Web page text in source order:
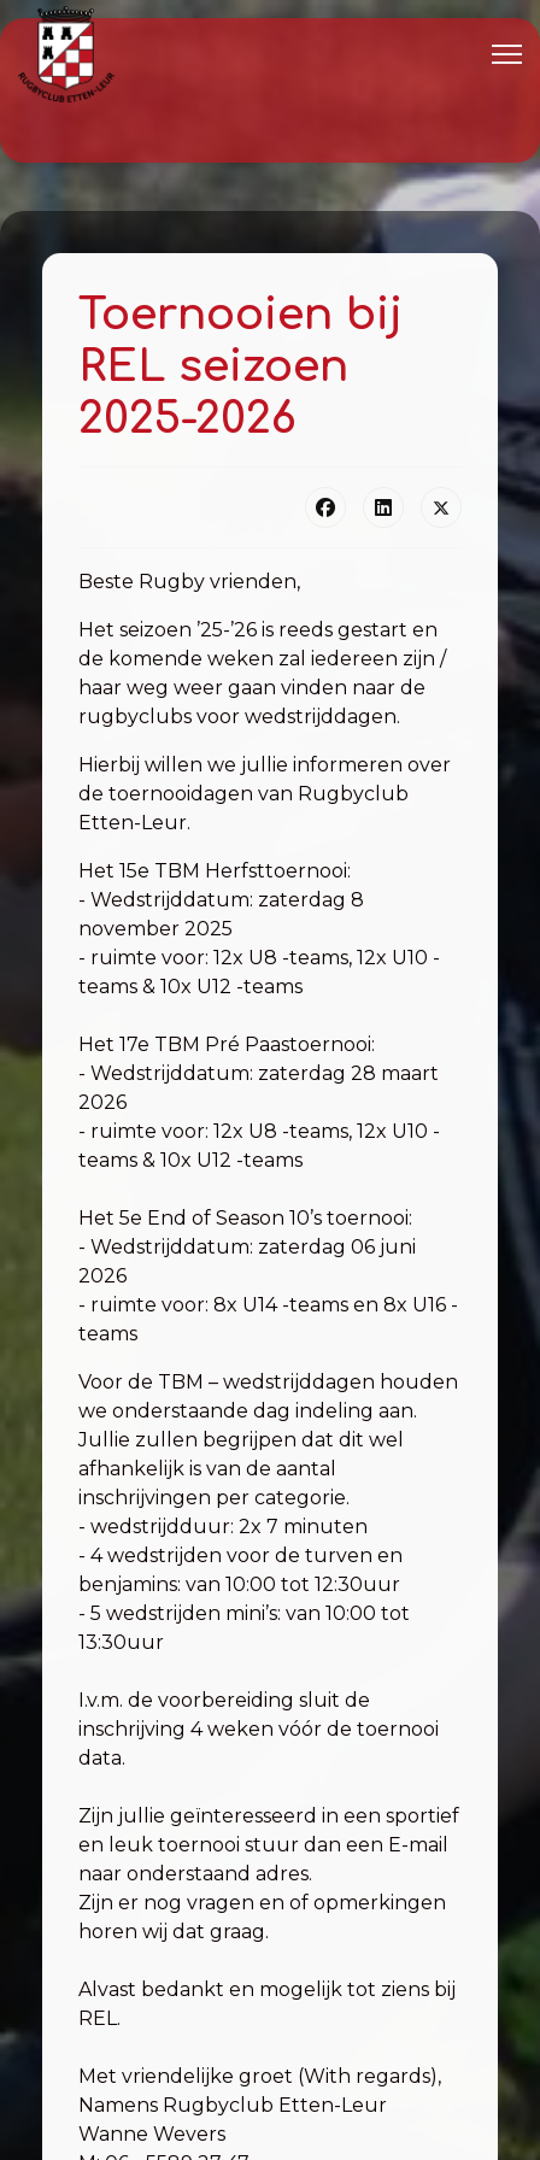
Toernooien bij
REL seizoen
2025-2026
Beste Rugby vrienden,
Het seizoen ’25-’26 is reeds gestart en
de komende weken zal iedereen zijn /
haar weg weer gaan vinden naar de
rugbyclubs voor wedstrijddagen.
Hierbij willen we jullie informeren over
de toernooidagen van Rugbyclub
Etten-Leur.
Het 15e TBM Herfsttoernooi:
- Wedstrijddatum: zaterdag 8
november 2025
- ruimte voor: 12x U8 -teams, 12x U10 -
teams & 10x U12 -teams
Het 17e TBM Pré Paastoernooi:
- Wedstrijddatum: zaterdag 28 maart
2026
- ruimte voor: 12x U8 -teams, 12x U10 -
teams & 10x U12 -teams
Het 5e End of Season 10’s toernooi:
- Wedstrijddatum: zaterdag 06 juni
2026
- ruimte voor: 8x U14 -teams en 8x U16 -
teams
Voor de TBM – wedstrijddagen houden
we onderstaande dag indeling aan.
Jullie zullen begrijpen dat dit wel
afhankelijk is van de aantal
inschrijvingen per categorie.
- wedstrijdduur: 2x 7 minuten
- 4 wedstrijden voor de turven en
benjamins: van 10:00 tot 12:30uur
- 5 wedstrijden mini’s: van 10:00 tot
13:30uur
I.v.m. de voorbereiding sluit de
inschrijving 4 weken vóór de toernooi
data.
Zijn jullie geïnteresseerd in een sportief
en leuk toernooi stuur dan een E-mail
naar onderstaand adres.
Zijn er nog vragen en of opmerkingen
horen wij dat graag.
Alvast bedankt en mogelijk tot ziens bij
REL.
Met vriendelijke groet (With regards),
Namens Rugbyclub Etten-Leur
Wanne Wevers